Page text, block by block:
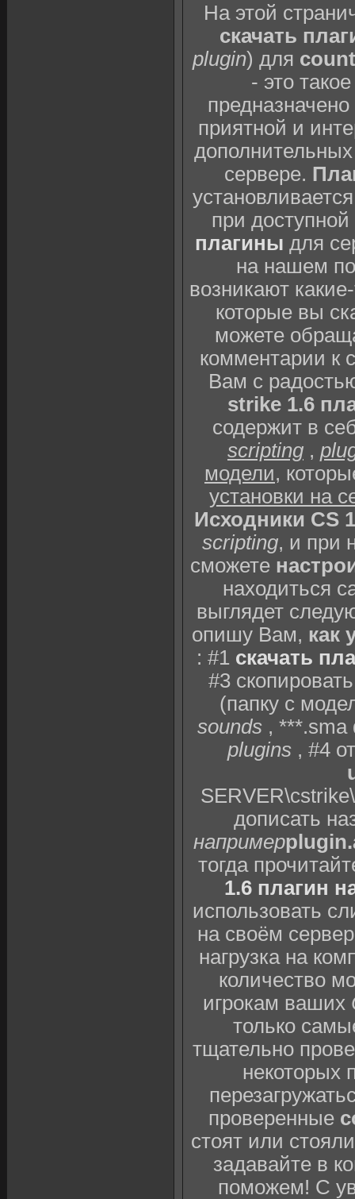
На этой
скачать
plugin) для
- это
приятной и
сервере.
при
плагины для
на нашем
возникают
которые вы
можете
комментарии к
Вам с
strike 1.6
содержит в
scripting ,
модели,
установки на
Исходники CS
scripting, и при
сможете
находиться
выглядет
опишу Вам, как
: #1 скачать
#3
(папку с
sounds,
plugins, #4
дописать
например
тогда
1.6 плагин
использовать
на своём
нагрузка на
количество
игрокам ваших
только
тщательно
некоторых
проверенные
стоят или
задавайте в
поможем! С